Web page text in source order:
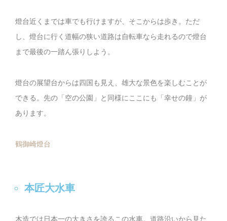
燈台近くまでは車でも行けますが、そこからは歩き。ただ
し、燈台に行く道幅の狭い道路は自転車なら走れるので燈台
まで最後の一踏ん張りしよう。
燈台の展望台からは四国も見え、雄大な景色を楽しむことが
できる。先の「空の公園」と同様にここにも「幸せの鐘」が
あります。
鶴御崎燈台
本匠大水車
木造では日本一の大きさを誇るこの水車。道路沿いから見た